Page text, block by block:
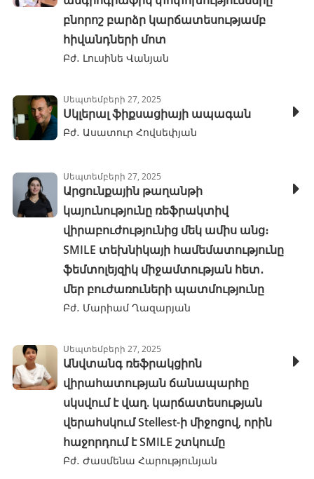
բնորոշ բարձր կարճատեսությամբ
հիվանդների մոտ
Բժ․ Լուսինե Վանյան
Սեպտեմբերի 27, 2025
Սկլերալ ֆիքսացիայի ապագան
Բժ․ Ասատուր Հովսեփյան
Սեպտեմբերի 27, 2025
Արցունքային թաղանթի
կայունությունը ռեֆրակտիվ
վիրաբուժությունից մեկ ամիս անց։
SMILE տեխնիկայի համեմատությունը
ֆեմտոլեյզիկ միջամտության հետ․
մեր բուժառուների պատմությունը
Բժ․ Մարիամ Ղազարյան
Սեպտեմբերի 27, 2025
Անվտանգ ռեֆրակցիոն
վիրահատության ճանապարհը
սկսվում է վաղ. կարճատեսության
վերահսկում Stellest-ի միջոցով, որին
հաջորդում է SMILE շտկումը
Բժ․ Ժասմենա Հարությունյան